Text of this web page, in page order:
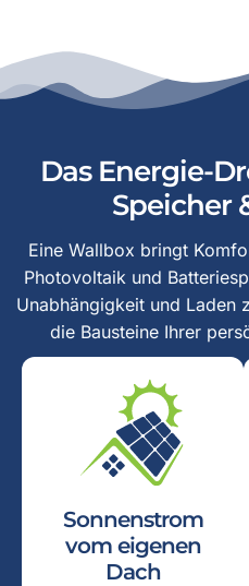
Das Energie-
Speicher
Eine Wallbox bringt
Photovoltaik und
Unabhängigkeit und Laden
die Bausteine Ihrer
Sonnenstrom
vom eigenen
Dach